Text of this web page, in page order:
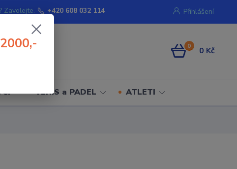
Přihlášení
Zavolejte. +420 608 032 114
0 0 Kč
TENIS a PADEL ATLETI